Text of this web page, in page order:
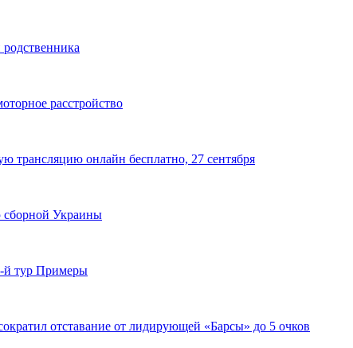
расстройство
трансляцию онлайн бесплатно, 27 сентября
сборной Украины
й тур Примеры
отставание от лидирующей «Барсы» до 5 очков